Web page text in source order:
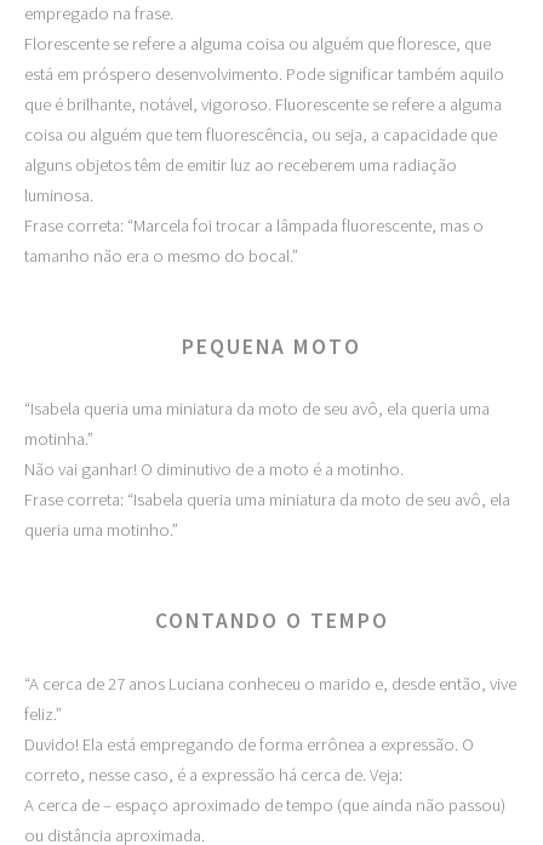
empregado na frase.
Florescente se refere a alguma coisa ou alguém que floresce, que
está em próspero desenvolvimento. Pode significar também aquilo
que é brilhante, notável, vigoroso. Fluorescente se refere a alguma
coisa ou alguém que tem fluorescência, ou seja, a capacidade que
alguns objetos têm de emitir luz ao receberem uma radiação
luminosa.
Frase correta: “Marcela foi trocar a lâmpada fluorescente, mas o
tamanho não era o mesmo do bocal.”
PEQUENA MOTO
“Isabela queria uma miniatura da moto de seu avô, ela queria uma
motinha.”
Não vai ganhar! O diminutivo de a moto é a motinho.
Frase correta: “Isabela queria uma miniatura da moto de seu avô, ela
queria uma motinho.”
CONTANDO O TEMPO
“A cerca de 27 anos Luciana conheceu o marido e, desde então, vive
feliz.”
Duvido! Ela está empregando de forma errônea a expressão. O
correto, nesse caso, é a expressão há cerca de. Veja:
A cerca de – espaço aproximado de tempo (que ainda não passou)
ou distância aproximada.